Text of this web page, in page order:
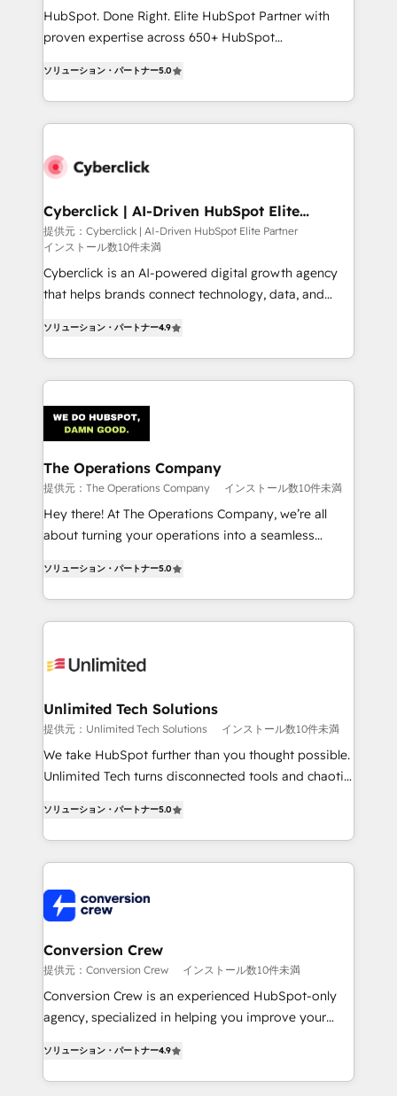
HubSpot CRM drives measurable results. Our
RevOps services align your sales, marketing, and
optimize the revenue lifecycle—lead generation to
retention—by refining processes and eliminating
maximize profitability and adapt to your goals.
HubSpot. Done Right. Elite HubSpot Partner with
proven expertise across 650+ HubSpot
experience, we help you use the HubSpot platform
to its fullest capacity, improve your current HubSpot
website, or build your new one.
ソリューション・パートナー5.0
Cyberclick | AI-Driven HubSpot Elite
Partner
提供元：Cyberclick | AI-Driven HubSpot Elite Partner
インストール数10件未満
Cyberclick is an AI-powered digital growth agency
that helps brands connect technology, data, and
Barcelona and operating across Spain, LATAM, and
the UK, we support global companies in building
smarter marketing, sales, and customer success
Iberia (Spain & Portugal), we combine human insight
with intelligent automation to drive sustainable
growth. Our multidisciplinary team designs solutions
that simplify complexity, boost performance, and
turn innovation into real impact. 🌍 Highlights •
HubSpot Partner since 2012 • 2022 EMEA Impact
projects • Clients in 30+ industries • Proprietary
technology for integrations • Multilingual team:
ソリューション・パートナー4.9
The Operations Company
提供元：The Operations Company インストール数10件未満
Hey there! At The Operations Company, we’re all
about turning your operations into a seamless
transforming complex systems into efficient,
scalable solutions that work across your entire
organization. We’re a unique blend of deep HubSpot
operational know-how. We know that no two
solutions. Instead, we dive in to understand your
needs, goals, and challenges to deliver solutions that
fit like a glove. We’re committed to being both
highly effective and fun to work with. We believe in
relationships. Your success is our success, and we’re
all in this together! From startup to enterprise, we’ll
what matters most: growing your business and
wowing your customers. Let’s make HubSpot work
ソリューション・パートナー5.0
Unlimited Tech Solutions
提供元：Unlimited Tech Solutions インストール数10件未満
We take HubSpot further than you thought possible.
Unlimited Tech turns disconnected tools and chaotic
engine. We combine RevOps strategy with deep
technical execution to help teams scale faster—with
cleaner data, smarter automation, and more
Implementation & Migration · Native & Custom
Integrations · Custom Development · CPQ & FSM ·
Reporting & Analytics · GTM Architecture · Sales &
Marketing Enablement If you’re ready to elevate
HubSpot from “just your CRM” to your growth
infrastructure—let’s talk.
ソリューション・パートナー5.0
Conversion Crew
提供元：Conversion Crew インストール数10件未満
Conversion Crew is an experienced HubSpot-only
agency, specialized in helping you improve your
Implementing HubSpot (CRM, Marketing, Sales,
Service and Operations) - Developing fast, good-
ソリューション・パートナー4.9